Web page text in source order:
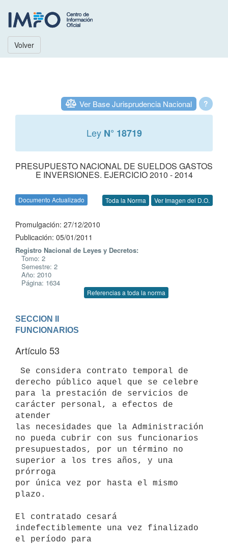
Volver
?
Ver Base Jurisprudencia Nacional
Ley N° 18719
PRESUPUESTO NACIONAL DE SUELDOS GASTOS
E INVERSIONES. EJERCICIO 2010 - 2014
Documento Actualizado Toda la Norma Ver Imagen del D.O.
Promulgación: 27/12/2010
Publicación: 05/01/2011
Registro Nacional de Leyes y Decretos:
Tomo: 2
Semestre: 2
Año: 2010
Página: 1634
Referencias a toda la norma
SECCION II
FUNCIONARIOS
Artículo 53
derecho público aquel que se celebre
para la prestación de servicios de
carácter personal, a efectos de
atender
las necesidades que la Administración
no pueda cubrir con sus funcionarios
presupuestados, por un término no
superior a los tres años, y una
prórroga
por única vez por hasta el mismo
plazo.
El contratado cesará
indefectiblemente una vez finalizado
el período para